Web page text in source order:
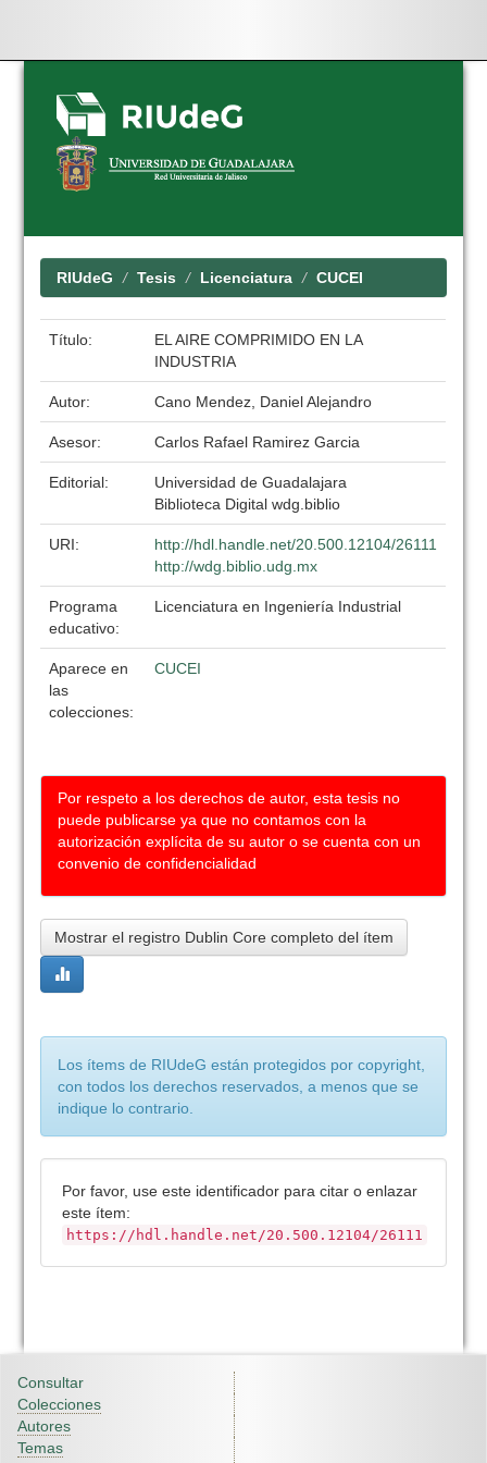
Skip
navigation
RIUdeG Tesis Licenciatura CUCEI
Título:
EL AIRE COMPRIMIDO EN LA
INDUSTRIA
Autor: Cano Mendez, Daniel Alejandro
Asesor: Carlos Rafael Ramirez Garcia
Editorial:
Universidad de Guadalajara
Biblioteca Digital wdg.biblio
URI:
http://hdl.handle.net/20.500.12104/26111
http://wdg.biblio.udg.mx
Programa
educativo:
Licenciatura en Ingeniería Industrial
Aparece en
las
colecciones:
CUCEI
Por respeto a los derechos de autor, esta tesis no
puede publicarse ya que no contamos con la
autorización explícita de su autor o se cuenta con un
convenio de confidencialidad
Mostrar el registro Dublin Core completo del ítem
Los ítems de RIUdeG están protegidos por copyright,
con todos los derechos reservados, a menos que se
indique lo contrario.
Por favor, use este identificador para citar o enlazar
este ítem:
https://hdl.handle.net/20.500.12104/26111
Consultar
Colecciones
Autores
Temas